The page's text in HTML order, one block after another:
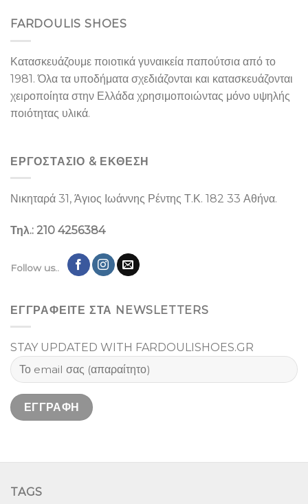
FARDOULIS SHOES
Κατασκευάζουμε ποιοτικά γυναικεία παπούτσια από το
1981. Όλα τα υποδήματα σχεδιάζονται και κατασκευάζονται
χειροποίητα στην Ελλάδα χρησιμοποιώντας μόνο υψηλής
ποιότητας υλικά.
ΕΡΓΟΣΤΑΣΙΌ & ΕΚΘΕΣΉ
Νικηταρά 31, Άγιος Ιωάννης Ρέντης Τ.Κ. 182 33 Αθήνα.
Τηλ.: 210 4256384
Follow us..
ΕΓΓΡΑΦΕΙΤΕ ΣΤΑ NEWSLETTERS
STAY UPDATED WITH FARDOULISHOES.GR
TAGS